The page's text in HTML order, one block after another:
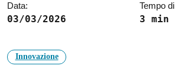
Data:
03/03/2026
Tempo
3 min
Innovazione